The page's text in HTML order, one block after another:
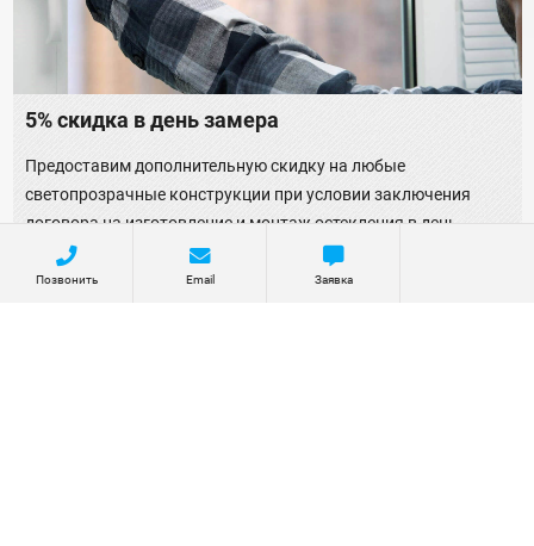
5% скидка в день замера
Предоставим дополнительную скидку на любые
светопрозрачные конструкции при условии заключения
договора на изготовление и монтаж остекления в день
визита замерщика на ваш объект.
Позвонить Email Заявка